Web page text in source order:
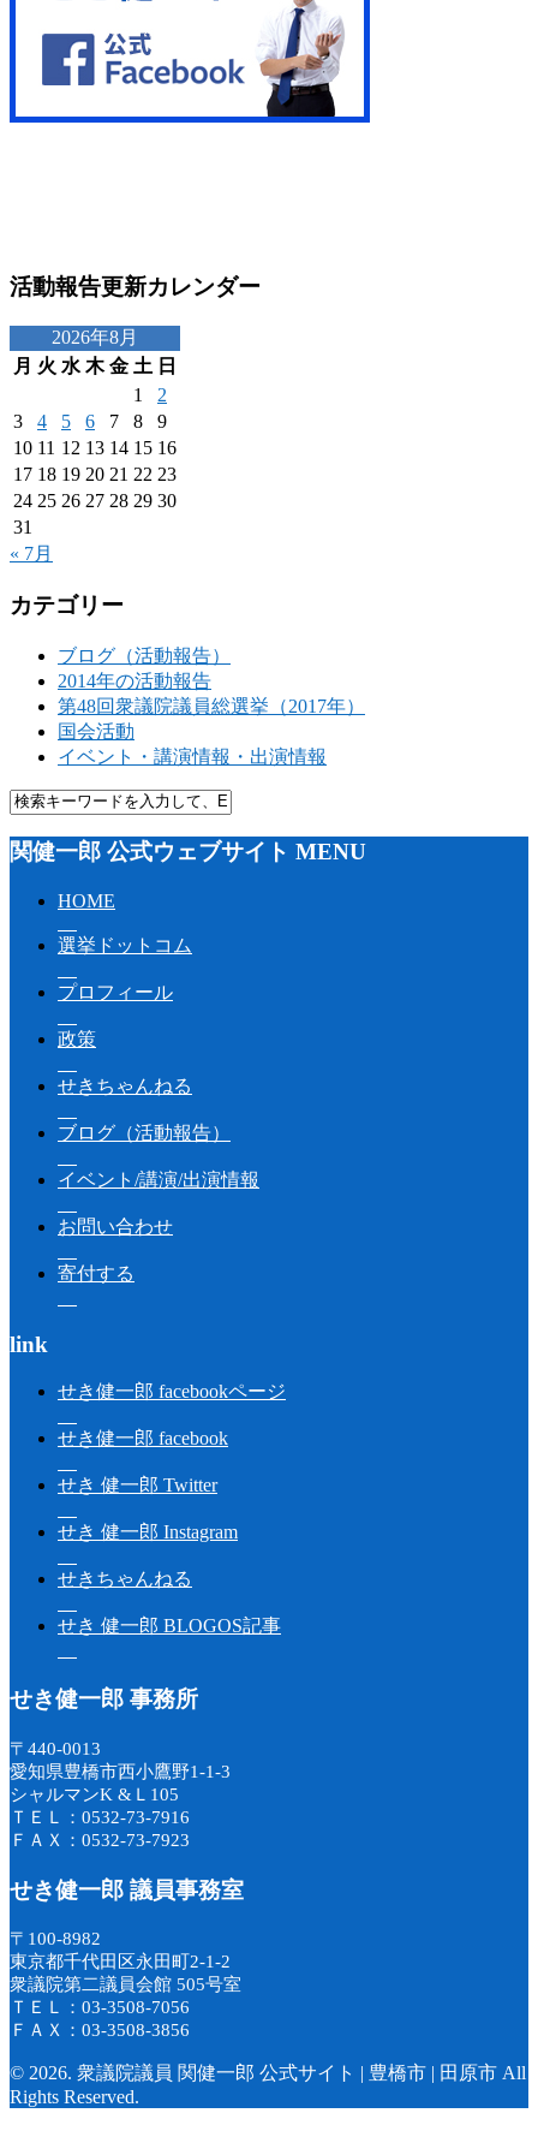
活動報告更新カレンダー
2026年8月
月 火 水 木 金 土 日
1
2
3
4 5 6 7 8
9
10 11 12 13 14 15 16
17 18 19 20 21 22 23
24 25 26 27 28 29 30
31
« 7月
カテゴリー
ブログ（活動報告）
2014年の活動報告
第48回衆議院議員総選挙（2017年）
国会活動
イベント・講演情報・出演情報
関健一郎 公式ウェブサイト MENU
HOME
選挙ドットコム
プロフィール
政策
せきちゃんねる
ブログ（活動報告）
イベント/講演/出演情報
お問い合わせ
寄付する
link
せき健一郎 facebookページ
せき健一郎 facebook
せき 健一郎 Twitter
せき 健一郎 Instagram
せきちゃんねる
せき 健一郎 BLOGOS記事
せき健一郎 事務所
〒440-0013
愛知県豊橋市西小鷹野1-1-3
シャルマンK &Ｌ105
ＴＥＬ：0532-73-7916
ＦＡＸ：0532-73-7923
せき健一郎 議員事務室
〒100-8982
東京都千代田区永田町2-1-2
衆議院第二議員会館 505号室
ＴＥＬ：03-3508-7056
ＦＡＸ：03-3508-3856
© 2026. 衆議院議員 関健一郎 公式サイト | 豊橋市 | 田原市 All
Rights Reserved.